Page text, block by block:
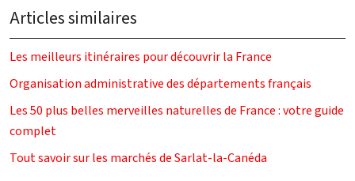
Articles similaires
Les meilleurs itinéraires pour découvrir la France
Organisation administrative des départements français
Les 50 plus belles merveilles naturelles de France : votre guide
complet
Tout savoir sur les marchés de Sarlat-la-Canéda